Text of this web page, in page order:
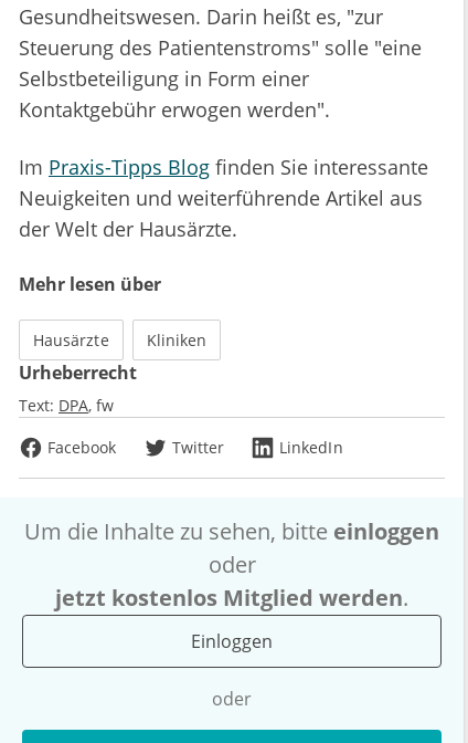
Gesundheitswesen. Darin heißt es, "zur
Steuerung des Patientenstroms" solle "eine
Selbstbeteiligung in Form einer
Kontaktgebühr erwogen werden".
Im Praxis-Tipps Blog finden Sie interessante
Neuigkeiten und weiterführende Artikel aus
der Welt der Hausärzte.
Mehr lesen über
Hausärzte Kliniken
Urheberrecht
Text: DPA fw
Facebook
Twitter LinkedIn
Um die Inhalte zu sehen, bitte einloggen
oder
jetzt kostenlos Mitglied werden.
Einloggen
oder